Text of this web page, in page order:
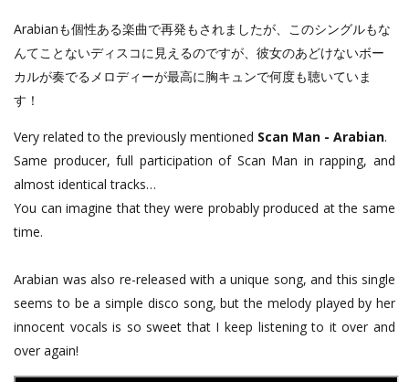
Arabianも個性ある楽曲で再発もされましたが、このシングルもな
んてことないディスコに見えるのですが、彼女のあどけないボー
カルが奏でるメロディーが最高に胸キュンで何度も聴いていま
す！
Very related to the previously mentioned Scan Man - Arabian.
Same producer, full participation of Scan Man in rapping, and
almost identical tracks…
You can imagine that they were probably produced at the same
time.
Arabian was also re-released with a unique song, and this single
seems to be a simple disco song, but the melody played by her
innocent vocals is so sweet that I keep listening to it over and
over again!